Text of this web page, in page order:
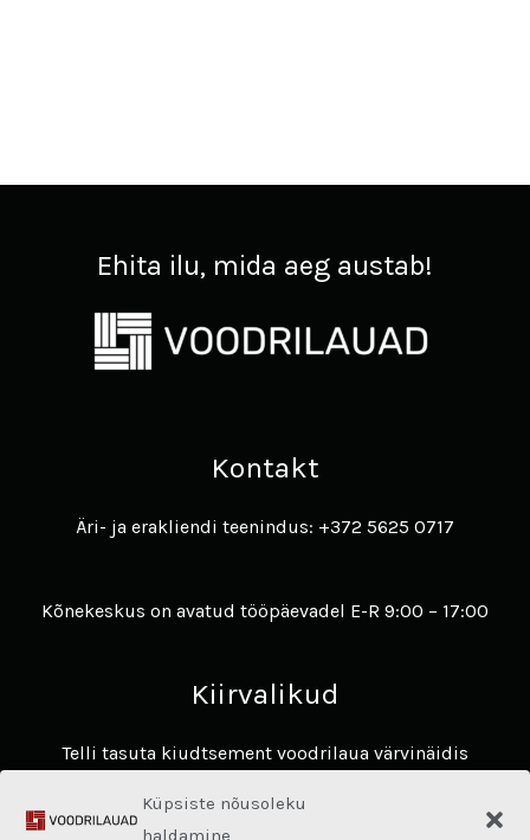
Küpsiste nõusoleku
haldamine
Ehita ilu, mida aeg austab!
Kontakt
Äri- ja erakliendi teenindus: +372 5625 0717
Kõnekeskus on avatud tööpäevadel E-R 9:00 – 17:00
Kiirvalikud
Telli tasuta kiudtsement voodrilaua värvinäidis
Hardie® Architectural Panel